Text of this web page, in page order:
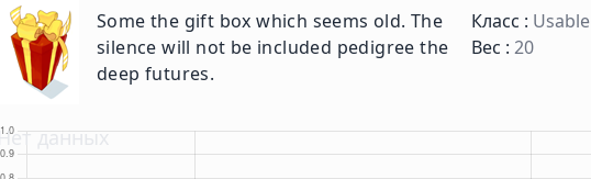
Some the gift box which seems old. The
silence will not be included pedigree the
deep futures.
Класс : Usable
Вес : 20
Нет данных